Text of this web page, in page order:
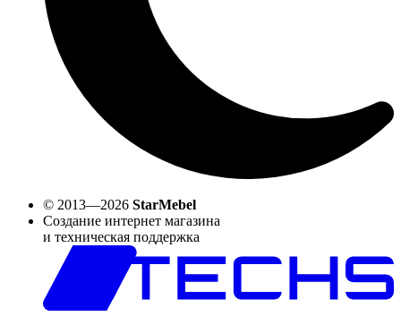
© 2013—2026 StarMebel
Создание интернет магазина
и техническая поддержка